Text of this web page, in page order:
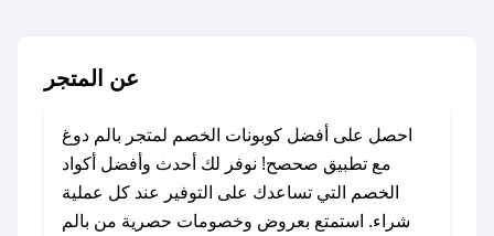
عن المتجر
احصل على أفضل كوبونات الخصم لمتجر بالم دوغ
مع تطبيق صحصح! نوفر لك أحدث وأفضل أكواد
الخصم التي تساعدك على التوفير عند كل عملية
شراء. استمتع بعروض وخصومات حصرية من بالم